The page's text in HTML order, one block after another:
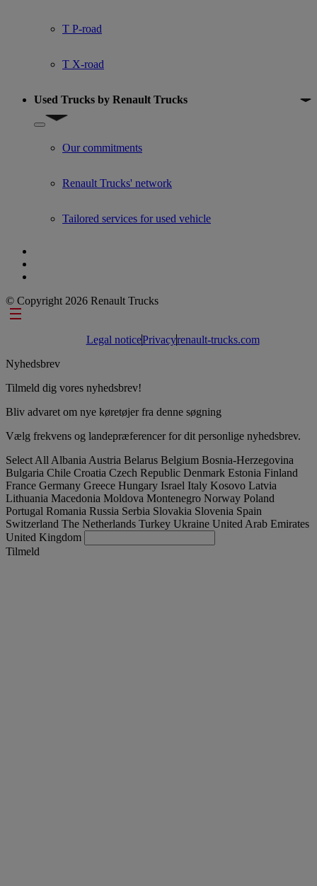
T P-road
T X-road
Used Trucks by Renault Trucks
Show submenu for Used Trucks by Renault Trucks
Our commitments
Renault Trucks' network
Tailored services for used vehicle
© Copyright 2026 Renault Trucks
Footer links
Legal noticePrivacyrenault-trucks.com
Nyhedsbrev
Tilmeld dig vores nyhedsbrev!
Bliv advaret om nye køretøjer fra denne søgning
Vælg frekvens og landepræferencer for dit personlige nyhedsbrev.
Select All Albania Austria Belarus Belgium Bosnia-Herzegovina
Bulgaria Chile Croatia Czech Republic Denmark Estonia Finland
France Germany Greece Hungary Israel Italy Kosovo Latvia
Lithuania Macedonia Moldova Montenegro Norway Poland
Portugal Romania Russia Serbia Slovakia Slovenia Spain
Switzerland The Netherlands Turkey Ukraine United Arab Emirates
United Kingdom
Tilmeld